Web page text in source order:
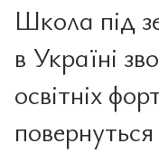
Школа під
в Україні
освітніх